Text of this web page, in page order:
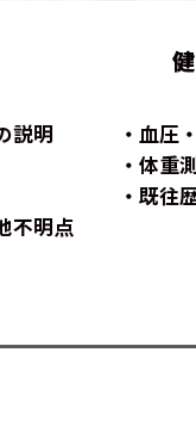
説明
不明点
血圧
体重
既往